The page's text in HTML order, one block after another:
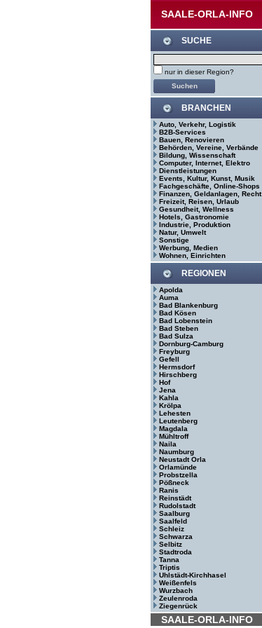
SAALE-ORLA-INFO
SUCHE
nur in dieser Region?
BRANCHEN
Auto, Verkehr, Logistik
B2B-Services
Bauen, Renovieren
Behörden, Vereine, Verbände
Bildung, Wissenschaft
Computer, Internet, Elektro
Dienstleistungen
Events, Kultur, Kunst, Musik
Fachgeschäfte, Online-Shops
Finanzen, Geldanlagen, Recht
Freizeit, Reisen, Urlaub
Gesundheit, Wellness
Hotels, Gastronomie
Industrie, Produktion
Natur, Umwelt
Sonstige
Werbung, Medien
Wohnen, Einrichten
REGIONEN
Apolda
Auma
Bad Blankenburg
Bad Kösen
Bad Lobenstein
Bad Steben
Bad Sulza
Dornburg-Camburg
Freyburg
Gefell
Hermsdorf
Hirschberg
Hof
Jena
Kahla
Krölpa
Lehesten
Leutenberg
Magdala
Mühltroff
Naila
Naumburg
Neustadt Orla
Orlamünde
Probstzella
Pößneck
Ranis
Reinstädt
Rudolstadt
Saalburg
Saalfeld
Schleiz
Schwarza
Selbitz
Stadtroda
Tanna
Triptis
Uhlstädt-Kirchhasel
Weißenfels
Wurzbach
Zeulenroda
Ziegenrück
SAALE-ORLA-INFO